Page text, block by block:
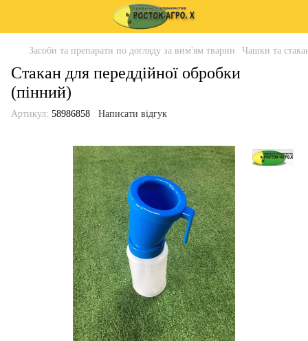
Засоби та препарати по догляду за вим'ям тварин Чашки та
Стакан для переддійної обробки
(пінний)
Артикул: 58986858 Написати відгук